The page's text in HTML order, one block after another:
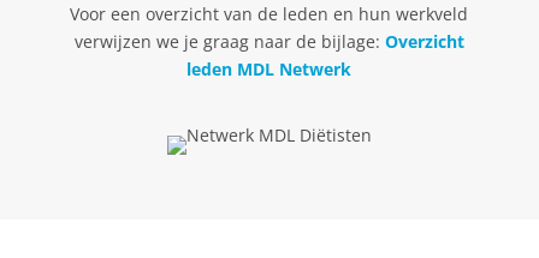
Voor een overzicht van de leden en hun werkveld
verwijzen we je graag naar de bijlage: Overzicht
leden MDL Netwerk